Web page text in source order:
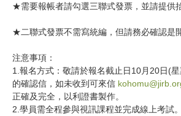
★需要報帳者請勾選三聯式發票，並請提供
★二聯式發票不需寫統編，但請務必確認是
注意事項：
1.報名方式：敬請於報名截止日10月20日(
的確認信，如未收到可來信
正確及完全，以利證書製作。
2.學員需全程參與視訊課程並完成線上考試。